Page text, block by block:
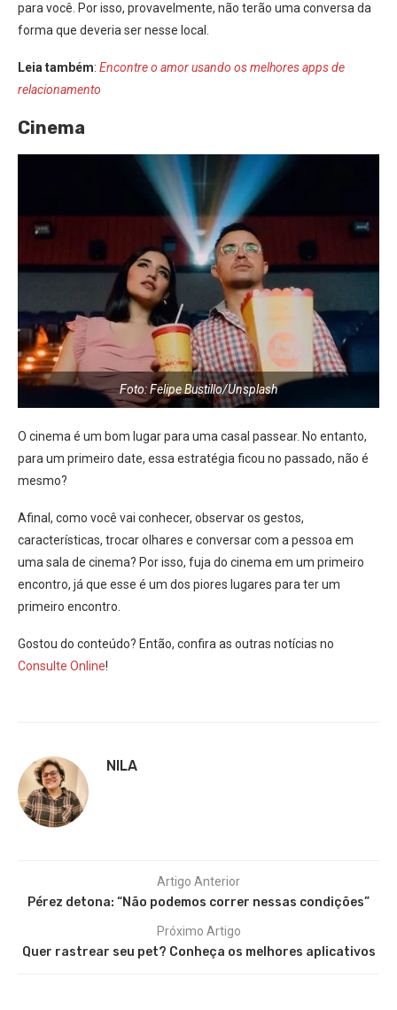
para você. Por isso, provavelmente, não terão uma conversa da
forma que deveria ser nesse local.
Leia também: Encontre o amor usando os melhores apps de
relacionamento
Cinema
Foto: Felipe Bustillo/Unsplash
O cinema é um bom lugar para uma casal passear. No entanto,
para um primeiro date, essa estratégia ficou no passado, não é
mesmo?
Afinal, como você vai conhecer, observar os gestos,
características, trocar olhares e conversar com a pessoa em
uma sala de cinema? Por isso, fuja do cinema em um primeiro
encontro, já que esse é um dos piores lugares para ter um
primeiro encontro.
Gostou do conteúdo? Então, confira as outras notícias no
Consulte Online!
NILA
Artigo Anterior
Pérez detona: “Não podemos correr nessas condições”
Próximo Artigo
Quer rastrear seu pet? Conheça os melhores aplicativos